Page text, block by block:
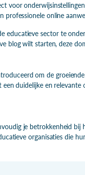
voor
professionele online
educatieve sector te
blog wilt starten, deze
om de
duidelijke en
je betrokkenheid
organisaties die